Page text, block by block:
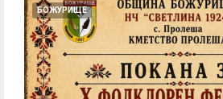
БОЖУРИЩЕ